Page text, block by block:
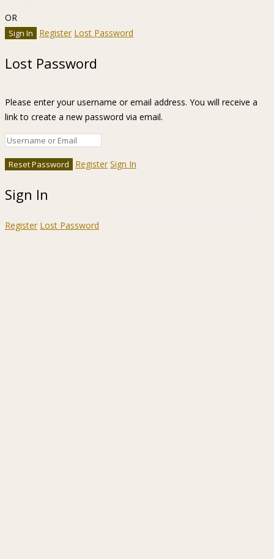
OR
Register Lost Password
Lost Password
Please enter your username or email address. You will receive a
link to create a new password via email.
Register Sign In
Sign In
Register Lost Password